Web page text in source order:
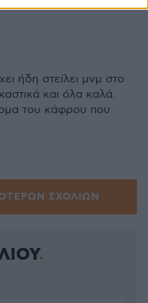
ήδη στείλει μνμ στο
και όλα καλά.
του κάφρου που
ΣΧΟΛΙΩΝ